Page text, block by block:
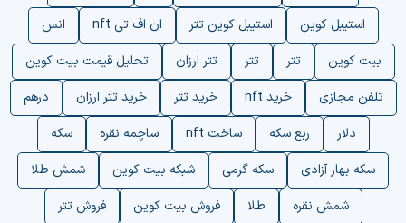
استیبل کوین
استیبل کوین تتر ان اف تی nft
انس
بیت کوین
تتر تتر تتر ارزان
تحلیل قیمت بیت کوین
تلفن مجازی
خرید nft خرید تتر خرید تتر ارزان
درهم
دلار
ربع سکه ساخت nft ساچمه نقره
سکه
سکه بهار آزادی
سکه گرمی شبکه بیت کوین
شمش طلا
شمش نقره
طلا فروش بیت کوین
فروش تتر